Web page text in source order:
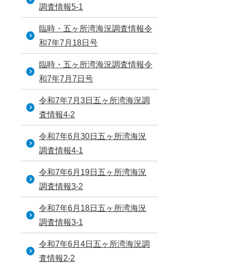
調査情報5-1
臨時・五ヶ所湾海況調査情報令
和7年7月18日号
臨時・五ヶ所湾海況調査情報令
和7年7月7日号
令和7年7月3日五ヶ所湾海況調
査情報4-2
令和7年6月30日五ヶ所湾海況
調査情報4-1
令和7年6月19日五ヶ所湾海況
調査情報3-2
令和7年6月18日五ヶ所湾海況
調査情報3-1
令和7年6月4日五ヶ所湾海況調
査情報2-2